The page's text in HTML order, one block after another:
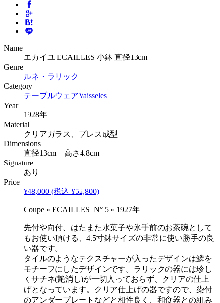
Name
エカイユ ECAILLES 小鉢 直径13cm
Genre
ルネ・ラリック
Category
テーブルウェアVaisseles
Year
1928年
Material
クリアガラス、プレス成型
Dimensions
直径13cm 高さ4.8cm
Signature
あり
Price
¥48,000 (税込 ¥52,800)
Coupe « ECAILLES N° 5 » 1927年
先付や向付、はたまた水菓子や氷手前のお茶碗として
もお使い頂ける、4.5寸鉢サイズの非常に使い勝手の良
い器です。
タイルのようなテクスチャーが入ったデザインは鱗を
モチーフにしたデザインです。ラリックの器には珍し
くサチネ(艶消し)が一切入っておらず、クリアの仕上
げとなっています。クリア仕上げの器ですので、染付
のアンダープレートなどと相性良く、和食器との組み